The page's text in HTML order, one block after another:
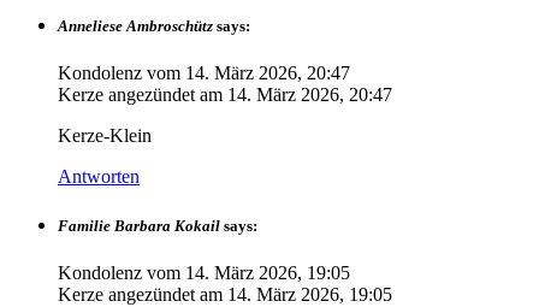
Anneliese Ambroschütz says:
Kondolenz vom 14. März 2026, 20:47
Kerze angezündet am 14. März 2026, 20:47
Kerze-Klein
Antworten
Familie Barbara Kokail says:
Kondolenz vom 14. März 2026, 19:05
Kerze angezündet am 14. März 2026, 19:05